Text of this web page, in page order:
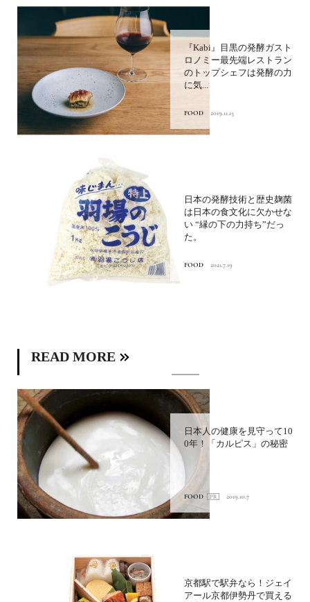
『Kabi』目黒の発酵ガスト
ロノミー最先端レストラン
のトップシェフは発酵の力
に気...
FOOD 2019.11.15
日本の発酵技術と歴史麹菌
は日本の食文化に欠かせな
い “縁の下の力持ち”だっ
た。
FOOD 2021.7.19
READ MORE
日本人の健康を見守って10
0年！「カルピス」の秘密
FOOD 2019.10.7
京都駅で駅弁なら！ジェイ
アール京都伊勢丹で買える